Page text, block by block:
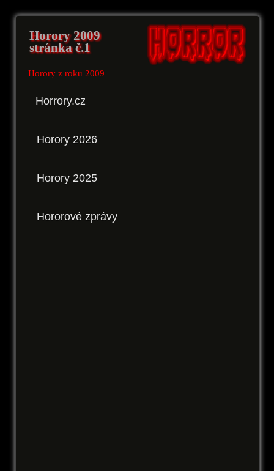
Horory 2009
stránka č.1
Horory z roku 2009
Horrory.cz
Horory 2026
Horory 2025
Hororové zprávy